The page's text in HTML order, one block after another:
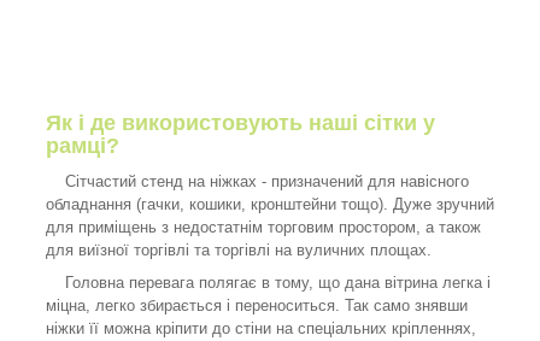
Як і де використовують наші сітки у
рамці?
Сітчастий стенд на ніжках - призначений для навісного
обладнання (гачки, кошики, кронштейни тощо). Дуже зручний
для приміщень з недостатнім торговим простором, а також
для виїзної торгівлі та торгівлі на вуличних площах.
Головна перевага полягає в тому, що дана вітрина легка і
міцна, легко збирається і переноситься. Так само знявши
ніжки її можна кріпити до стіни на спеціальних кріпленнях,